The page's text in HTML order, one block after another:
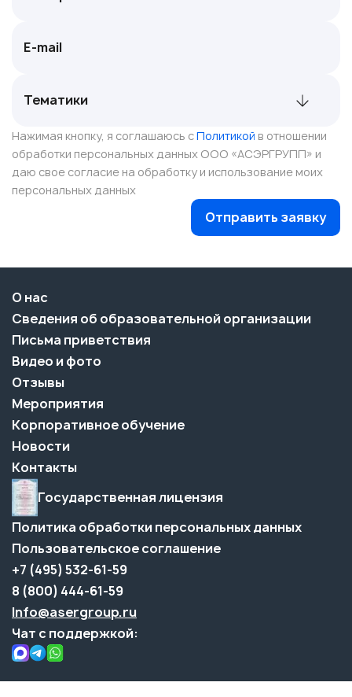
Нажимая кнопку, я соглашаюсь сПолитикой в отношении
обработки персональных данных ООО «АСЭРГРУПП» и
даю свое согласие на обработку и использование моих
персональных данных
Отправить заявку
О нас
Сведения об образовательной организации
Письма приветствия
Видео и фото
Отзывы
Мероприятия
Корпоративное обучение
Новости
Контакты
Государственная лицензия
Политика обработки персональных данных
Пользовательское соглашение
+7 (495) 532-61-59
8 (800) 444-61-59
Info@asergroup.ru
Чат с поддержкой: